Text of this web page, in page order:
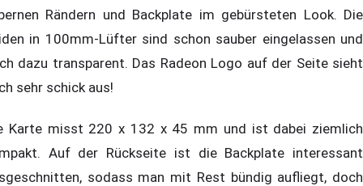
Rändern und Backplate im gebürsteten Look. Die
in 100mm-Lüfter sind schon sauber eingelassen und
dazu transparent. Das Radeon Logo auf der Seite sieht
sehr schick aus!
Karte misst 220 x 132 x 45 mm und ist dabei ziemlich
Auf der Rückseite ist die Backplate interessant
sodass man mit Rest bündig aufliegt, doch